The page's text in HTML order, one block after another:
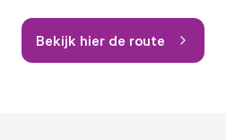
Bekijk hier de route